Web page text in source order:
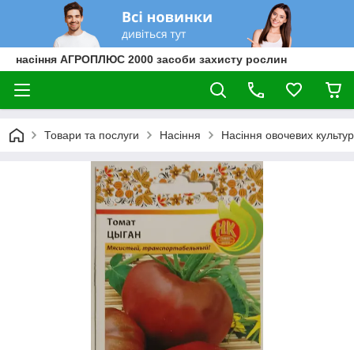
насіння АГРОПЛЮС 2000 засоби захисту рослин
Товари та послуги Насіння Насіння овочевих культур